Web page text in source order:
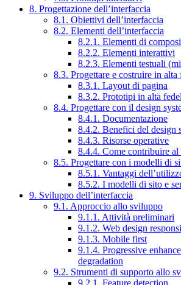
8. Progettazione dell’interfaccia
8.1. Obiettivi dell’interfaccia
8.2. Elementi dell’interfaccia
8.2.1. Elementi di
8.2.2. Elementi interattivi
8.2.3. Elementi testuali
8.3. Progettare e costruire in alta
8.3.1. Layout di pagina
8.3.2. Prototipi in alta
8.4. Progettare con il design
8.4.1. Documentazione
8.4.2. Benefici del design
8.4.3. Risorse operative
8.4.4. Come contribuire al
8.5. Progettare con i modelli di
8.5.1. Vantaggi
8.5.2. I modelli di sito e
9. Sviluppo dell’interfaccia
9.1. Approccio allo sviluppo
9.1.1. Attività preliminari
9.1.2. Web design
9.1.3. Mobile first
9.1.4. Progressive
degradation
9.2. Strumenti di supporto allo
9.2.1. Feature detection